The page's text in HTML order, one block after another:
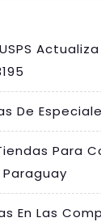
De
Para
Paraguay
En Las